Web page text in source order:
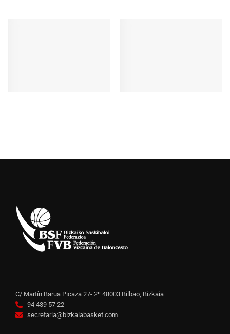
C/ Martín Barua Picaza 27- 2º 48003 Bilbao, Bizkaia
94 439 57 22
secretaria@bizkaiabasket.com